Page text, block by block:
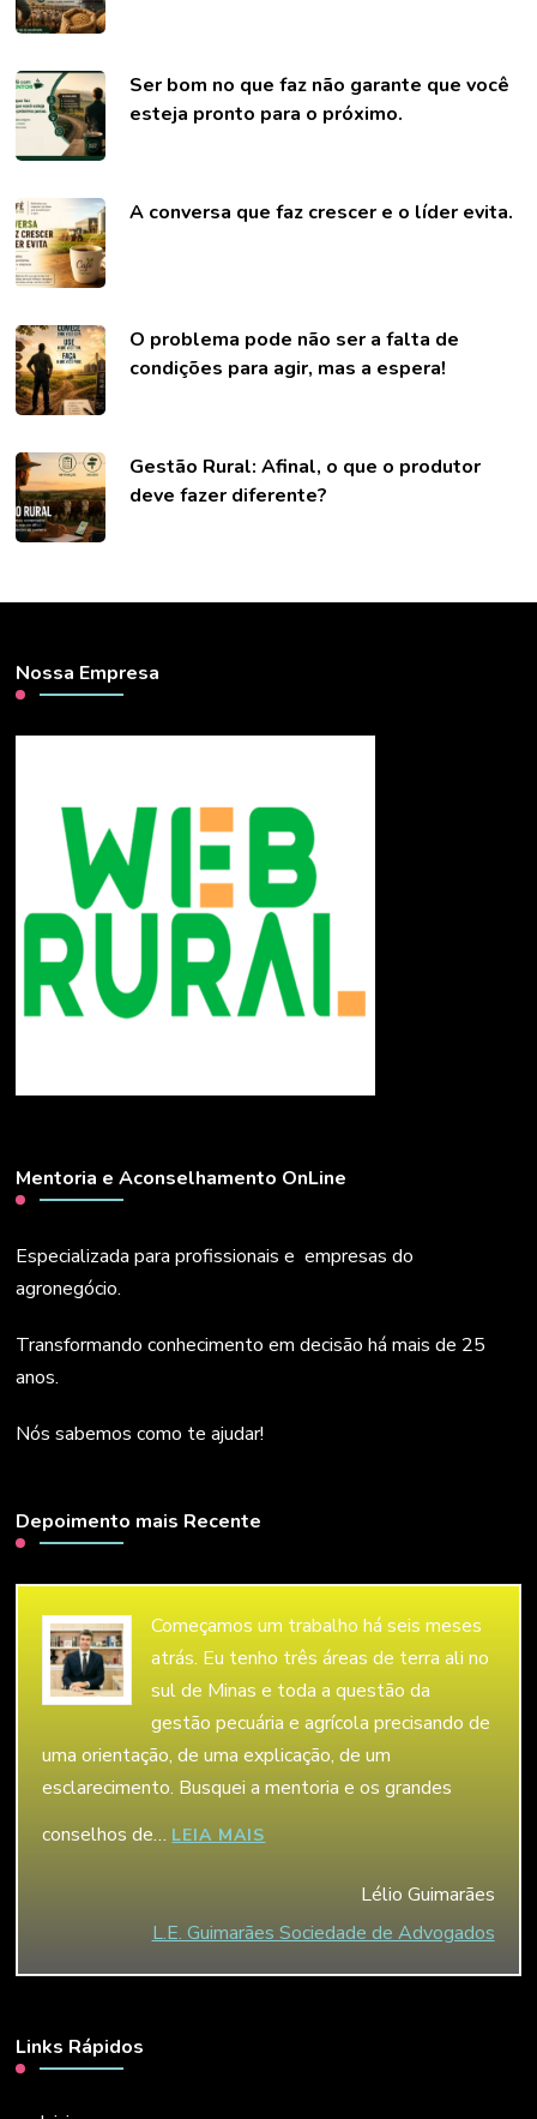
Ser bom no que faz não garante que você
esteja pronto para o próximo.
A conversa que faz crescer e o líder evita.
O problema pode não ser a falta de
condições para agir, mas a espera!
Gestão Rural: Afinal, o que o produtor
deve fazer diferente?
Nossa Empresa
Mentoria e Aconselhamento OnLine
Especializada para profissionais e empresas do
agronegócio.
Transformando conhecimento em decisão há mais de 25
anos.
Nós sabemos como te ajudar!
Depoimento mais Recente
Começamos um trabalho há seis meses
atrás. Eu tenho três áreas de terra ali no
sul de Minas e toda a questão da
gestão pecuária e agrícola precisando de
uma orientação, de uma explicação, de um
esclarecimento. Busquei a mentoria e os grandes
conselhos de… LEIA MAIS
Lélio Guimarães
L.E. Guimarães Sociedade de Advogados
Links Rápidos